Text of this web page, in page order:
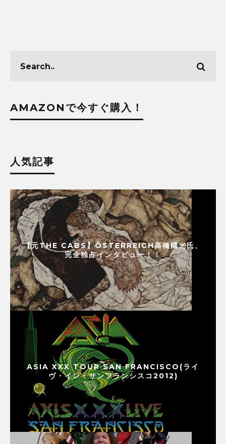
AMAZONで今すぐ購入！
人気記事
【元THE CABS】ÖSTERREICH高橋國光氏、
完全独占インタビュー！！
ASIA XXX TOUR SAN FRANCISCO(ライ
ヴ・イン・サンフランシスコ2012)